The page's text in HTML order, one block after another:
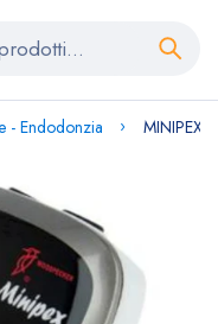
- Endodonzia MINIPEX